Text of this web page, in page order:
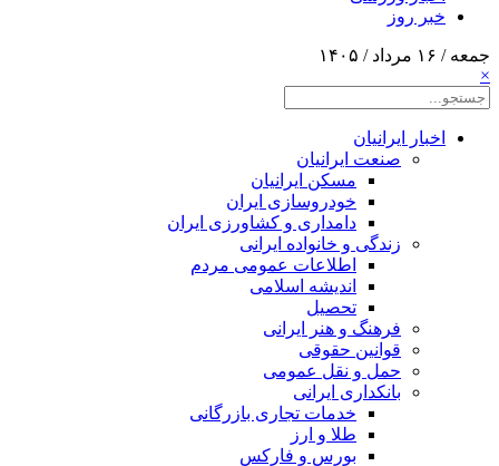
خبر روز
جمعه / ۱۶ مرداد / ۱۴۰۵
×
اخبار ایرانیان
صنعت ایرانیان
مسکن ایرانیان
خودروسازی ایران
دامداری و کشاورزی ایران
زندگی و خانواده ایرانی
اطلاعات عمومی مردم
اندیشه اسلامی
تحصیل
فرهنگ و هنر ایرانی
قوانین حقوقی
حمل و نقل عمومی
بانکداری ایرانی
خدمات تجاری بازرگانی
طلا و ارز
بورس و فارکس